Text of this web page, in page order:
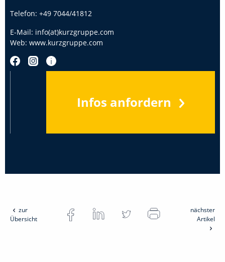
Telefon: +49 7044/41812
E-Mail: info(at)kurzgruppe.com
Web: www.kurzgruppe.com
Infos anfordern
zur
Übersicht
nächster
Artikel